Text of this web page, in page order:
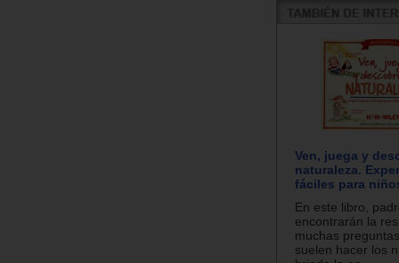
Ven, juega y
naturaleza.
fáciles para
En este libro,
encontrarán la
muchas
suelen hacer los